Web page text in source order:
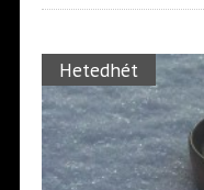
Hetedhét